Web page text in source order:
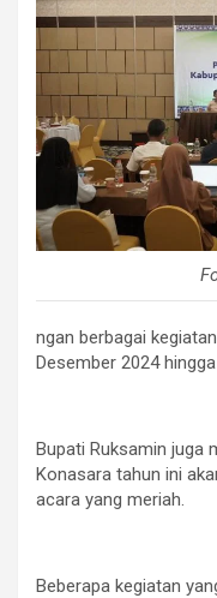
ngan berbagai
Desember 2024
Bupati Ruksamin juga
Konasara tahun ini
acara yang meriah.
Beberapa kegiatan